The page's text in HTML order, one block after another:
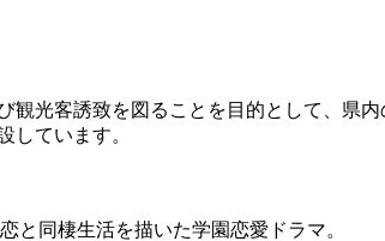
光客誘致を図ることを目的として、県
しています。
と同棲生活を描いた学園恋愛ドラマ。